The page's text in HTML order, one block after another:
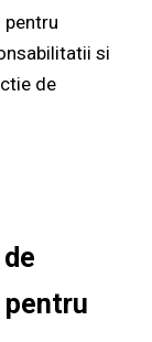
pentru
si
de
pentru